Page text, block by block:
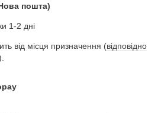
пошта)
1-2 дні
від місця призначення (відповідно